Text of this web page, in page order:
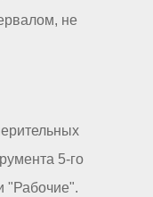
не
5-го
"Рабочие".